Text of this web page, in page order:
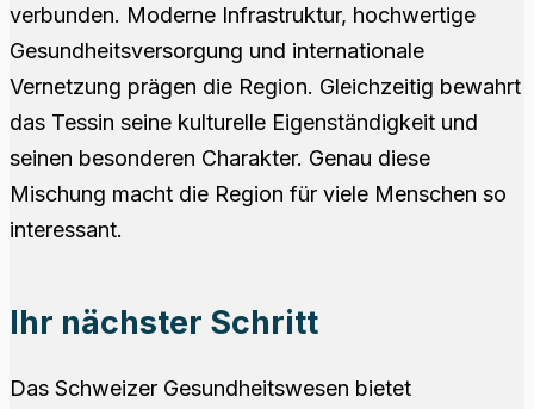
verbunden. Moderne Infrastruktur, hochwertige
Gesundheitsversorgung und internationale
Vernetzung prägen die Region. Gleichzeitig bewahrt
das Tessin seine kulturelle Eigenständigkeit und
seinen besonderen Charakter. Genau diese
Mischung macht die Region für viele Menschen so
interessant.
Ihr nächster Schritt
Das Schweizer Gesundheitswesen bietet